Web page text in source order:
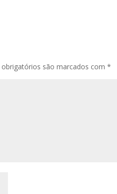
obrigatórios são marcados com*